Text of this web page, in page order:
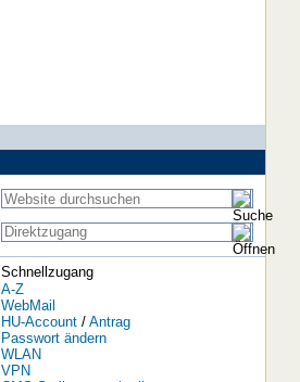
Schnellzugang
A-Z
WebMail
HU-Account/ Antrag
Passwort ändern
WLAN
VPN